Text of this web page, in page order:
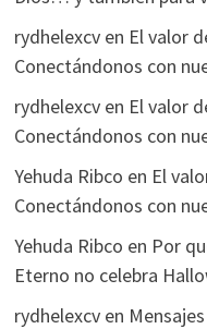
rydhelexcven El valor
Conectándonos con
rydhelexcven El valor
Conectándonos con
Yehuda Ribco en El
Conectándonos con
Yehuda Ribco en Por
Eterno no celebra
rydhelexcven